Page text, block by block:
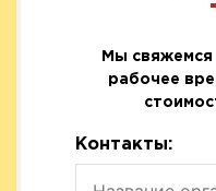
Мы
рабочее
Контакты: